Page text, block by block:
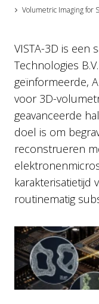
Volumetric Imaging for
VISTA-3D is een
Technologies
geïnformeerde,
voor 3D-
geavanceerde
doel is om
reconstrueren
karakterisatietijd
routinematig